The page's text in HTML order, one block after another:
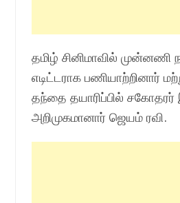
தமிழ் சினிமாவில் முன்னணி
எடிட்டராகபணியாற்றினார்
தந்தை தயாரிப்பில் சகோதரர்
அறிமுகமானார்ஜெயம் ரவி.